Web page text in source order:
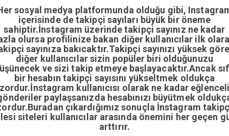
sosyal medya platformunda olduğu gibi,
içerisinde de takipçi sayıları büyük bir öneme
sahiptir.İnstagram üzerinde takipçi sayınız ne kadar
olursa profilinize bakan diğer kullanıcılar ilk
sayınıza bakıcaktır.Takipçi sayınızı yüksek
diğer kullanıcılar sizin popüler biri olduğunuzu
ve sizi takip etmeye başlayacaktır.Ancak
bir hesabın takipçi sayısını yükseltmek oldukça
kullanıcısı olarak ne kadar
paylaşsanızda hesabınızı büyütmek
çıkardığımız sonuçla İnstagram
siteleri kullanıcılar arasında önemini her geçen
arttırır.